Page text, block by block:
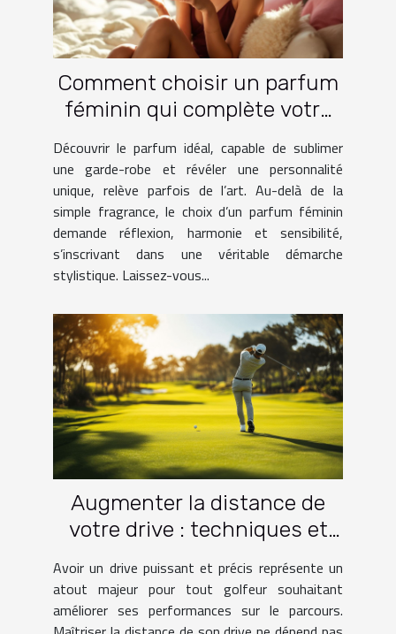
Comment choisir un parfum
féminin qui complète votre
Découvrir le parfum idéal, capable de sublimer
une garde-robe et révéler une personnalité
unique, relève parfois de l’art. Au-delà de la
simple fragrance, le choix d’un parfum féminin
demande réflexion, harmonie et sensibilité,
s’inscrivant dans une véritable démarche
stylistique. Laissez-vous...
Augmenter la distance de
votre drive : techniques et
pratiques
Avoir un drive puissant et précis représente un
atout majeur pour tout golfeur souhaitant
améliorer ses performances sur le parcours.